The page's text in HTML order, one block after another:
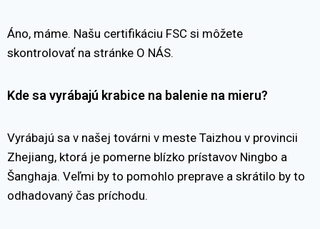
Áno, máme. Našu certifikáciu FSC si môžete
skontrolovať na stránke O NÁS.
Kde sa vyrábajú krabice na balenie na mieru?
Vyrábajú sa v našej továrni v meste Taizhou v provincii
Zhejiang, ktorá je pomerne blízko prístavov Ningbo a
Šanghaja. Veľmi by to pomohlo preprave a skrátilo by to
odhadovaný čas príchodu.